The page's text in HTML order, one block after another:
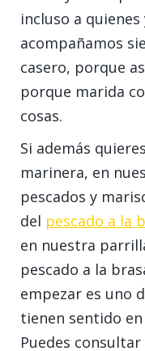
incluso a
acompañamos
casero, porque
porque marida
cosas.
Si además
marinera, en
pescados y
del pescado a la
en nuestra
pescado a la
empezar es uno
tienen sentido
Puedes consultar